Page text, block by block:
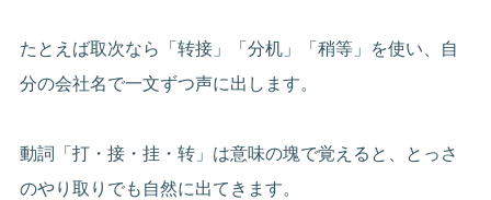
たとえば取次なら「转接」「分机」「稍等」を使い、自
分の会社名で一文ずつ声に出します。
動詞「打・接・挂・转」は意味の塊で覚えると、とっさ
のやり取りでも自然に出てきます。